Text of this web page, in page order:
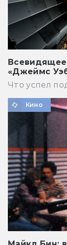
«Джеймс
Что успел
Кино